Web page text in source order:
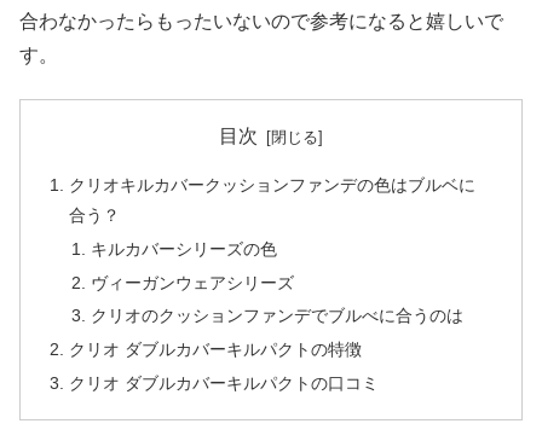
合わなかったらもったいないので参考になると嬉しいで
す。
目次
クリオキルカバークッションファンデの色はブルベに
合う？
キルカバーシリーズの色
ヴィーガンウェアシリーズ
クリオのクッションファンデでブルべに合うのは
クリオ ダブルカバーキルパクトの特徴
クリオ ダブルカバーキルパクトの口コミ